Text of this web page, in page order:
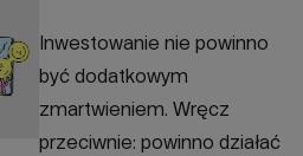
Inwestowanie nie powinno
być dodatkowym
zmartwieniem. Wręcz
przeciwnie: powinno działać